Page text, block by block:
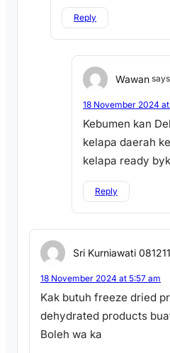
Reply
Wawan
18 November 2024 at
Kebumen kan
kelapa daerah
kelapa ready
Reply
Sri Kurniawati
18 November 2024 at 5:57 am
Kak butuh freeze dried
dehydrated products
Boleh wa ka